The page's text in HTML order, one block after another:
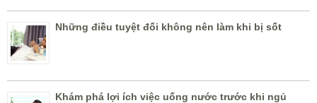
Những điều tuyệt đối không nên làm khi bị sốt
Khám phá lợi ích việc uống nước trước khi ngủ